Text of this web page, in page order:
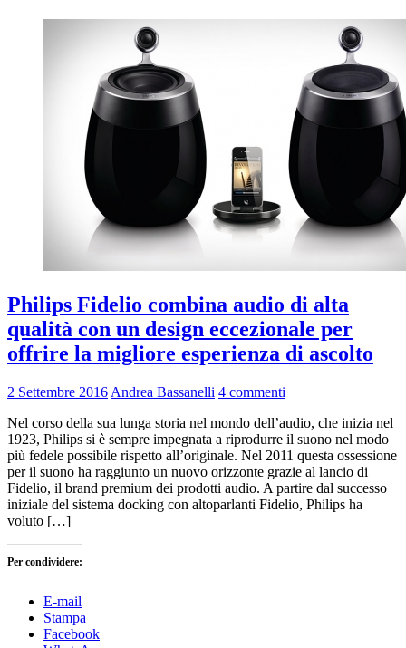
Philips Fidelio combina audio di alta
qualità con un design eccezionale per
offrire la migliore esperienza di ascolto
2 Settembre 2016 Andrea Bassanelli 4 commenti
Nel corso della sua lunga storia nel mondo dell’audio, che inizia nel
1923, Philips si è sempre impegnata a riprodurre il suono nel modo
più fedele possibile rispetto all’originale. Nel 2011 questa ossessione
per il suono ha raggiunto un nuovo orizzonte grazie al lancio di
Fidelio, il brand premium dei prodotti audio. A partire dal successo
iniziale del sistema docking con altoparlanti Fidelio, Philips ha
voluto […]
Per condividere:
E-mail
Stampa
Facebook